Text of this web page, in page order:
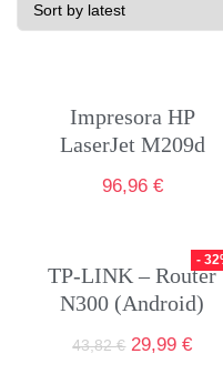
Impresora HP
LaserJet M209d
96,96 €
-
TP-LINK – Router
N300 (Android)
43,82€ 29,99€